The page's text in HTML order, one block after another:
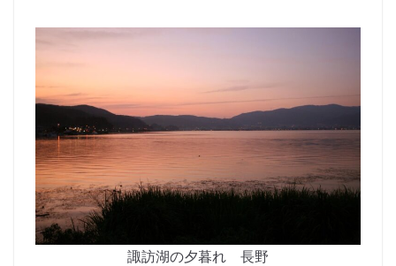
諏訪湖の夕暮れ 長野